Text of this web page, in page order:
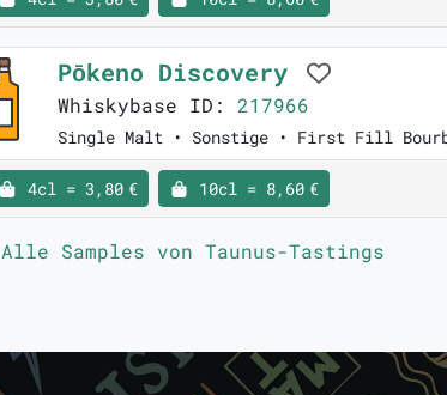
Pōkeno Discovery
Whiskybase ID: 217966
Single Malt • Sonstige • First Fill
4cl = 3,80 € 10cl = 8,60 €
Alle Samples von Taunus-Tastings